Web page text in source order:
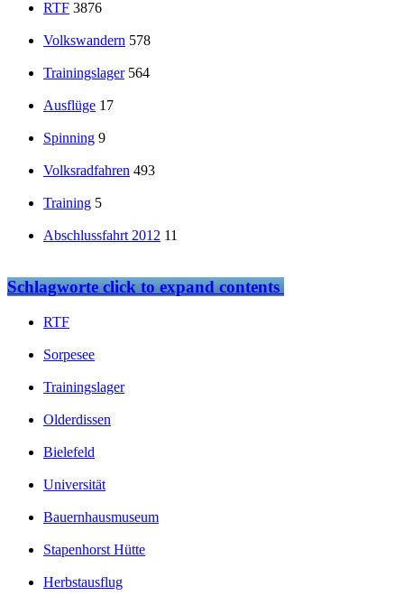
RTF 3876
Volkswandern 578
Trainingslager 564
Ausflüge 17
Spinning 9
Volksradfahren 493
Training 5
Abschlussfahrt 2012 11
Schlagworteclick to expand contents
RTF
Sorpesee
Trainingslager
Olderdissen
Bielefeld
Universität
Bauernhausmuseum
Stapenhorst Hütte
Herbstausflug